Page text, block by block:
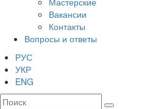
Вакансии
Контакты
Вопросы и ответы
РУС
УКР
ENG